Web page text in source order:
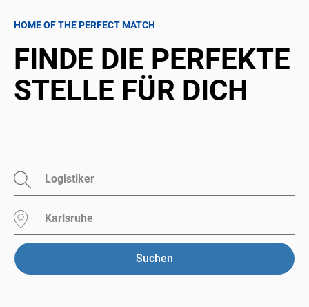
HOME OF THE PERFECT MATCH
FINDE DIE PERFEKTE
STELLE FÜR DICH
Suchen